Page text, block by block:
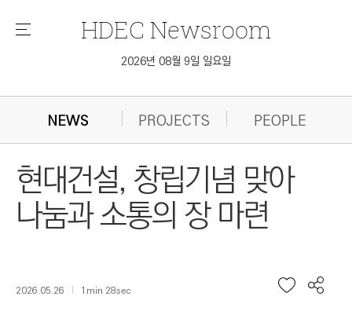
메
HDEC Newsroom
2026년 08월 9일 일요일
NEWS PROJECTS PEOPLE
현대건설, 창립기념 맞아
나눔과 소통의 장 마련
2026.05.26 1min 28sec